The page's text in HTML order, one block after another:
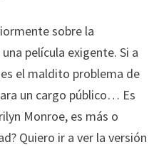
sobre la
película exigente. Si a
el maldito problema de
un cargo público… Es
Monroe, es más o
Quiero ir a ver la versión